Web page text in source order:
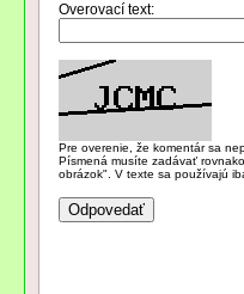
Overovací text:
Pre overenie, že komentár sa
Písmená musíte zadávať
obrázok". V texte sa používajú